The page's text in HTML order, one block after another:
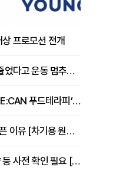
프로모션 전개
팔 들기 어려운 오십견, 통증 줄었다고 운동 멈추면 안 되는 이유 [이병욱 원장 칼럼]
리엔에이치, 암경험자 대상 ‘RE:CAN 푸드테라피’ 운영
허리 MRI는 정상인데 계속 아픈 이유 [차기용 원장 칼럼]
휴가철 건강검진, 금식·복용약 등 사전 확인 필요 [정도감 원장 칼럼]